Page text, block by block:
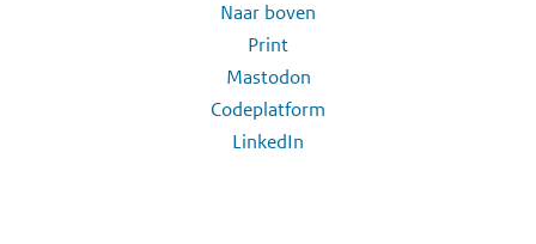
Naar boven
Print
Mastodon
Codeplatform
LinkedIn